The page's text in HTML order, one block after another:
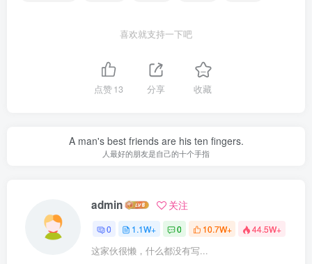
喜欢就支持一下吧
点赞13 分享 收藏
A man's best friends are his ten fingers.
人最好的朋友是自己的十个手指
admin 关注
0 1.1W+ 0 10.7W+ 44.5W+
这家伙很懒，什么都没有写...